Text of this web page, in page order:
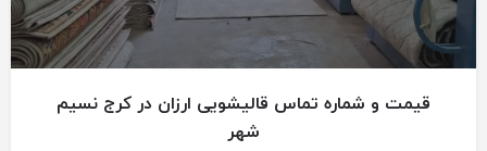
قیمت و شماره تماس قالیشویی ارزان در کرج نسیم
شهر